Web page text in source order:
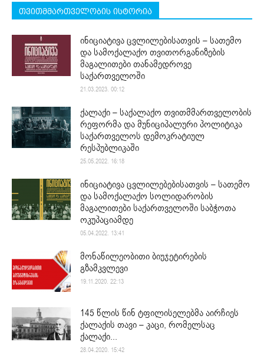
თვითმმართველობის ისტორია
ინიციატივა ცვლილებისათვის – სათემო
და სამოქალაქო თვითორგანიზების
მაგალითები თანამედროვე
საქართველოში
21.03.2023. 00:12
ქალაქი – საქალაქო თვითმმართველობის
რეფორმა და მუნიციპალური პოლიტიკა
საქართველოს დემოკრატიულ
რესპუბლიკაში
25.05.2022. 16:18
ინიციატივა ცვლილებებისათვის – სათემო
და სამოქალაქო სოლიდარობის
მაგალითები საქართველოში საბჭოთა
ოკუპაციამდე
05.04.2022. 13:41
მონაწილეობითი ბიუჯეტირების
გზამკვლევი
19.11.2020. 22:13
145 წლის წინ ტფილისელებმა აირჩიეს
ქალაქის თავი – კაცი, რომელსაც
ქალაქი...
28.04.2020. 15:42